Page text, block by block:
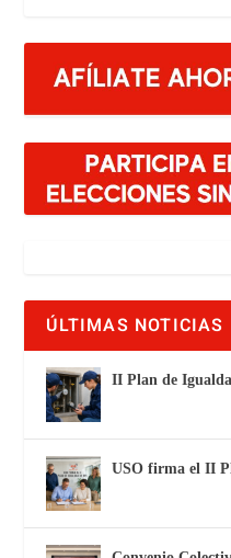
ÚLTIMAS NOTICIAS
II Plan de
USO firma el II